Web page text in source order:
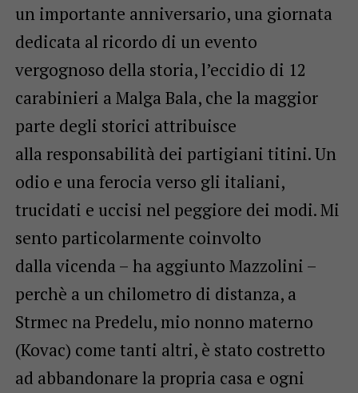
un importante anniversario, una giornata
dedicata al ricordo di un evento
vergognoso della storia, l’eccidio di 12
carabinieri a Malga Bala, che la maggior
parte degli storici attribuisce
alla responsabilità dei partigiani titini. Un
odio e una ferocia verso gli italiani,
trucidati e uccisi nel peggiore dei modi. Mi
sento particolarmente coinvolto
dalla vicenda – ha aggiunto Mazzolini –
perchè a un chilometro di distanza, a
Strmec na Predelu, mio nonno materno
(Kovac) come tanti altri, è stato costretto
ad abbandonare la propria casa e ogni